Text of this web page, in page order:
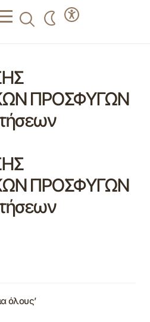
ΠΡΟΣΦΥΓΩΝ
ΠΡΟΣΦΥΓΩΝ
όλους’